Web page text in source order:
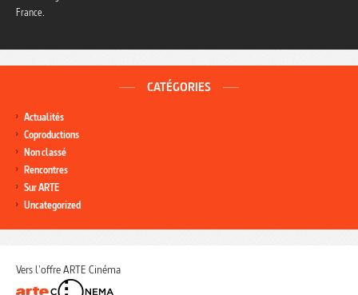
France.
CATÉGORIES
Actualités
Coproductions
Non classé
Rencontres
Sur ARTE
Uncategorized
Vers l'offre ARTE Cinéma